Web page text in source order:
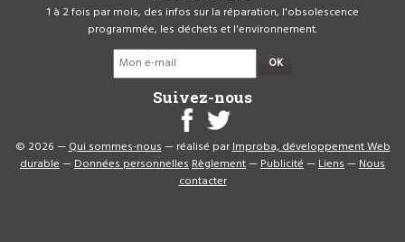
1 à 2 fois par mois, des infos sur la réparation, l'obsolescence
programmée, les déchets et l'environnement.
OK
Suivez-nous
© 2026 —Qui sommes-nous— réalisé parImproba, développement Web
durable—Données personnellesRèglement—Publicité—Liens—Nous
contacter